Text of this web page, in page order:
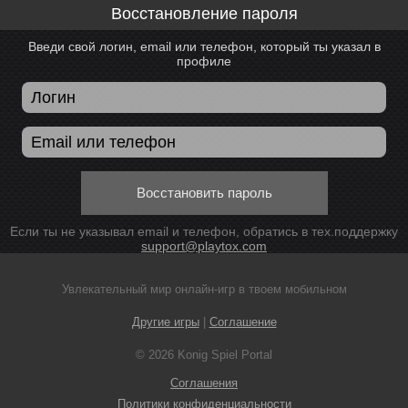
Восстановление пароля
Введи свой логин, email или телефон, который ты указал в
профиле
Восстановить пароль
Если ты не указывал email и телефон, обратись в тех.поддержку
support@playtox.com
Увлекательный мир онлайн-игр в твоем мобильном
Другие игры| Соглашение
© 2026 Konig Spiel Portal
Соглашения
Политики конфиденциальности